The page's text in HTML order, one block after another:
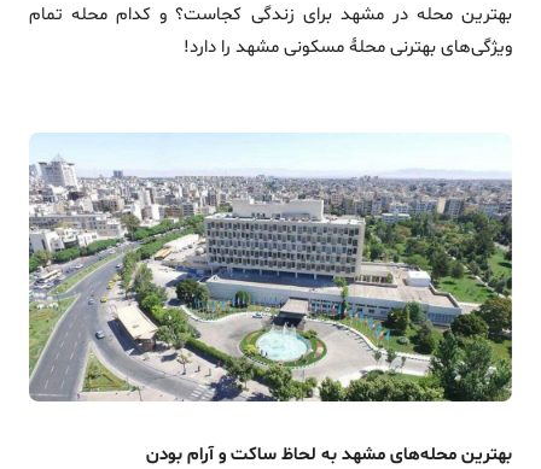
بهترین محله در مشهد برای زندگی کجاست؟ و کدام محله تمام
ویژگی‌های بهترنی محلۀ مسکونی مشهد را دارد!
بهترین محله‌های مشهد به لحاظ ساکت و آرام بودن